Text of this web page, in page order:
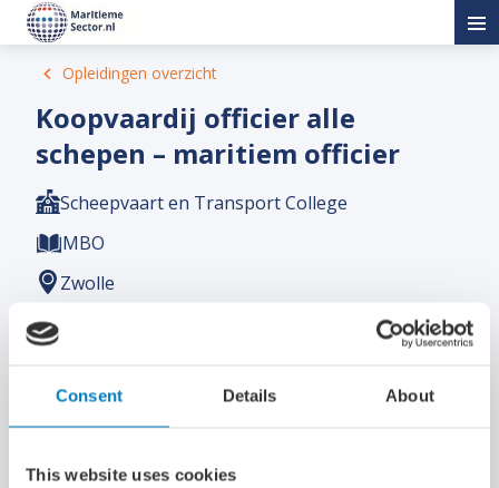
Consent Details About
This website uses cookies
Opleidingen overzicht
Koopvaardij officier alle
schepen – maritiem officier
Scheepvaart en Transport College
MBO
Zwolle
kiest voor de opleiding koopvaardij officier
alle schepen, ook wel maritiem officier
verantwoordelijke en uitdagende baan in een